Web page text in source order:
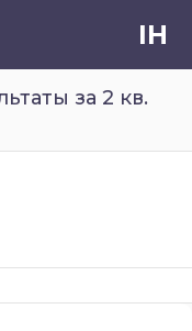
IH
за 2 кв.